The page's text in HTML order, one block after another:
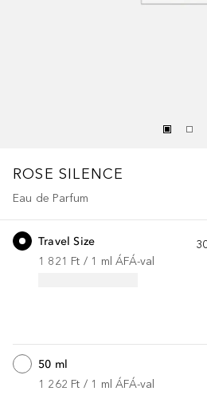
ROSE SILENCE
Eau de Parfum
Travel Size
1 821 Ft / 1 ml ÁFÁ-val
50 ml
1 262 Ft / 1 ml ÁFÁ-val